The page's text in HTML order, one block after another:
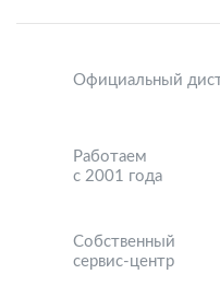
Официальный
Работаем
с 2001 года
Собственный
сервис-центр